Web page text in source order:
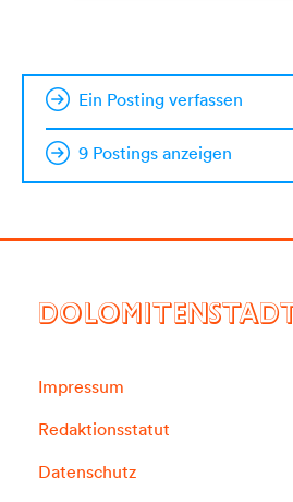
Ein Posting verfassen
9 Postings anzeigen
DOLOMITENSTADT
Impressum
Redaktionsstatut
Datenschutz